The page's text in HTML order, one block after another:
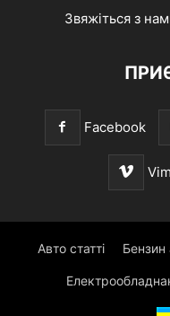
Звяжіться з
Facebook
Авто статті Бензин